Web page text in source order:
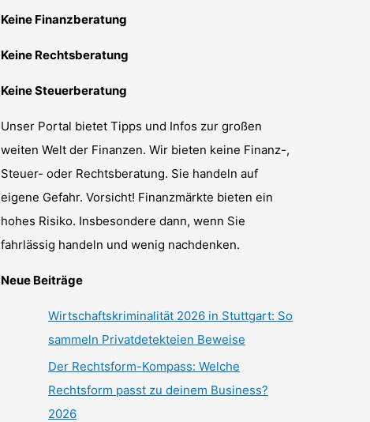
Keine Finanzberatung
Keine Rechtsberatung
Keine Steuerberatung
Unser Portal bietet Tipps und Infos zur großen
weiten Welt der Finanzen. Wir bieten keine Finanz-,
Steuer- oder Rechtsberatung. Sie handeln auf
eigene Gefahr. Vorsicht! Finanzmärkte bieten ein
hohes Risiko. Insbesondere dann, wenn Sie
fahrlässig handeln und wenig nachdenken.
Neue Beiträge
Wirtschaftskriminalität 2026 in Stuttgart: So
sammeln Privatdetekteien Beweise
Der Rechtsform-Kompass: Welche
Rechtsform passt zu deinem Business?
2026